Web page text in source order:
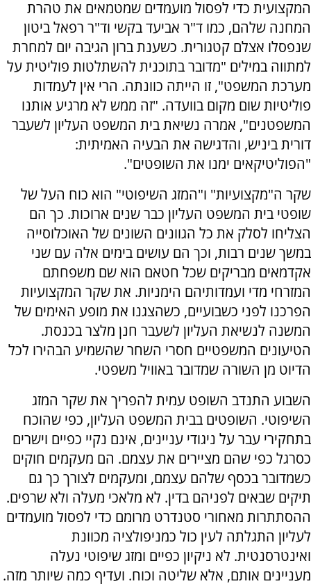
המקצועית כדי לפסול מועמדים שמטמאים את טהרת
המחנה שלהם, כמו ד"ר אביעד בקשי וד"ר רפאל ביטון
שנפסלו אצלם קטגורית. כשענת ברון הגיבה יום למחרת
למתווה במילים "מדובר בתוכנית להשתלטות פוליטית על
מערכת המשפט", זו הייתה כוונתה. הרי אין לעמדות
פוליטיות שום מקום בוועדה. "זה ממש לא מרגיע אותנו
המשפטנים", אמרה נשיאת בית המשפט העליון לשעבר
דורית ביניש, והדגישה את הבעיה האמיתית:
"הפוליטיקאים ימנו את השופטים".
שקר ה"מקצועיות" ו"המזג השיפוטי" הוא כוח העל של
שופטי בית המשפט העליון כבר שנים ארוכות. כך הם
הצליחו לסלק את כל הגוונים השונים של האוכלוסייה
במשך שנים רבות, וכך הם עושים בימים אלה עם שני
אקדמאים מבריקים שכל חטאם הוא שם משפחתם
המזרחי מדי ועמדותיהם הימניות. את שקר המקצועיות
הפרכנו לפני כשבועיים, כשהצגנו את מופע האימים של
המשנה לנשיאת העליון לשעבר חנן מלצר בכנסת.
הטיעונים המשפטיים חסרי השחר שהשמיע הבהירו לכל
הדיוט מן השורה שמדובר באוויל משפטי.
השבוע התנדב השופט עמית להפריך את שקר המזג
השיפוטי. השופטים בבית המשפט העליון, כפי שהוכח
בתחקירי עבר על ניגודי עניינים, אינם נקיי כפיים וישרים
כסרגל כפי שהם מציירים את עצמם. הם מעקמים חוקים
כשמדובר בכסף שלהם עצמם, ומעקמים לצורך כך גם
תיקים שבאים לפניהם בדין. לא מלאכי מעלה ולא שרפים.
ההסתתרות מאחורי סטנדרט מרומם כדי לפסול מועמדים
לעליון התגלתה לעין כול כמניפולציה מכוונת
ואינטרסנטית. לא ניקיון כפיים ומזג שיפוטי נעלה
מעניינים אותם, אלא שליטה וכוח. ועדיף כמה שיותר מזה.